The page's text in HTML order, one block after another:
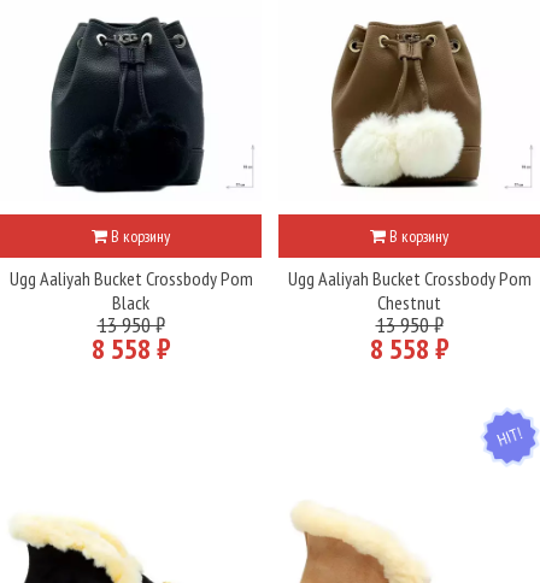
В корзину
Ugg Aaliyah Bucket Crossbody Pom
Black
13 950 ₽
8 558 ₽
В корзину
Ugg Aaliyah Bucket Crossbody Pom
Chestnut
13 950 ₽
8 558 ₽
HIT